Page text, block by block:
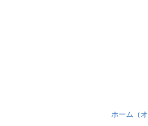
ホーム（